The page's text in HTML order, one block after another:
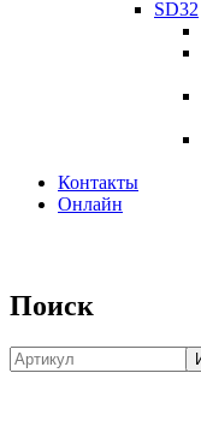
SD32
Контакты
Онлайн
Поиск